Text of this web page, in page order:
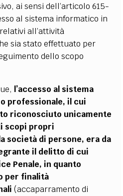
ai sensi dell’articolo 615-
al sistema informatico in
all’attività
sia stato effettuato per
dello scopo
l’accesso al sistema
professionale, il cui
riconosciuto unicamente
scopi propri
società di persone, era da
il delitto di cui
Penale, in quanto
per finalità
(accaparramento di